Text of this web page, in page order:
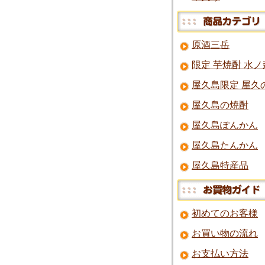
原酒三岳
限定 芋焼酎 水ノ
屋久島限定 屋久
屋久島の焼酎
屋久島ぽんかん
屋久島たんかん
屋久島特産品
初めてのお客様
お買い物の流れ
お支払い方法